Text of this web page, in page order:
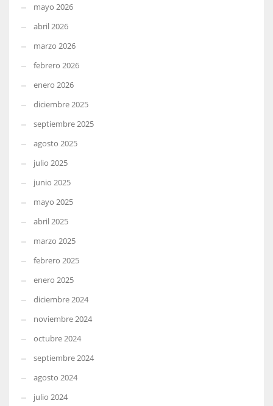
mayo 2026
abril 2026
marzo 2026
febrero 2026
enero 2026
diciembre 2025
septiembre 2025
agosto 2025
julio 2025
junio 2025
mayo 2025
abril 2025
marzo 2025
febrero 2025
enero 2025
diciembre 2024
noviembre 2024
octubre 2024
septiembre 2024
agosto 2024
julio 2024